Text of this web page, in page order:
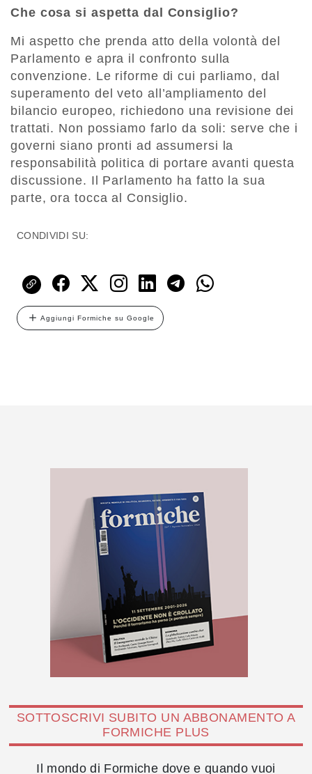
Che cosa si aspetta dal Consiglio?
Mi aspetto che prenda atto della volontà del
Parlamento e apra il confronto sulla
convenzione. Le riforme di cui parliamo, dal
superamento del veto all’ampliamento del
bilancio europeo, richiedono una revisione dei
trattati. Non possiamo farlo da soli: serve che i
governi siano pronti ad assumersi la
responsabilità politica di portare avanti questa
discussione. Il Parlamento ha fatto la sua
parte, ora tocca al Consiglio.
CONDIVIDI SU:
Aggiungi Formiche su Google
SOTTOSCRIVI SUBITO UN ABBONAMENTO A
FORMICHE PLUS
Il mondo di Formiche dove e quando vuoi